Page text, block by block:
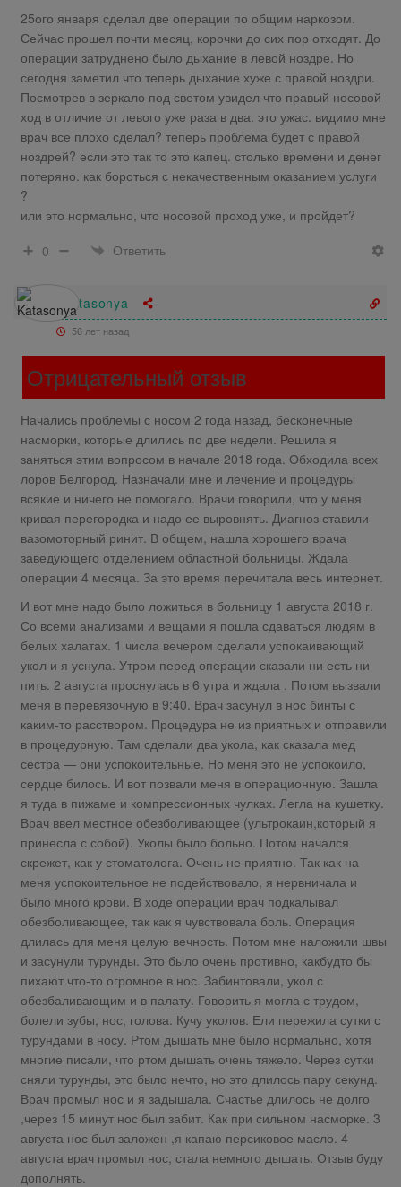
25ого января сделал две операции по общим наркозом.
Сейчас прошел почти месяц, корочки до сих пор отходят. До
операции затруднено было дыхание в левой ноздре. Но
сегодня заметил что теперь дыхание хуже с правой ноздри.
Посмотрев в зеркало под светом увидел что правый носовой
ход в отличие от левого уже раза в два. это ужас. видимо мне
врач все плохо сделал? теперь проблема будет с правой
ноздрей? если это так то это капец. столько времени и денег
потеряно. как бороться с некачественным оказанием услуги
?
или это нормально, что носовой проход уже, и пройдет?
0
Ответить
Katasonya
56 лет назад
Отрицательный отзыв
Начались проблемы с носом 2 года назад, бесконечные
насморки, которые длились по две недели. Решила я
заняться этим вопросом в начале 2018 года. Обходила всех
лоров Белгород. Назначали мне и лечение и процедуры
всякие и ничего не помогало. Врачи говорили, что у меня
кривая перегородка и надо ее выровнять. Диагноз ставили
вазомоторный ринит. В общем, нашла хорошего врача
заведующего отделением областной больницы. Ждала
операции 4 месяца. За это время перечитала весь интернет.
И вот мне надо было ложиться в больницу 1 августа 2018 г.
Со всеми анализами и вещами я пошла сдаваться людям в
белых халатах. 1 числа вечером сделали успокаивающий
укол и я уснула. Утром перед операции сказали ни есть ни
пить. 2 августа проснулась в 6 утра и ждала . Потом вызвали
меня в перевязочную в 9:40. Врач засунул в нос бинты с
каким-то расствором. Процедура не из приятных и отправили
в процедурную. Там сделали два укола, как сказала мед
сестра — они успокоительные. Но меня это не успокоило,
сердце билось. И вот позвали меня в операционную. Зашла
я туда в пижаме и компрессионных чулках. Легла на кушетку.
Врач ввел местное обезболивающее (ультрокаин,который я
принесла с собой). Уколы было больно. Потом начался
скрежет, как у стоматолога. Очень не приятно. Так как на
меня успокоительное не подействовало, я нервничала и
было много крови. В ходе операции врач подкалывал
обезболивающее, так как я чувствовала боль. Операция
длилась для меня целую вечность. Потом мне наложили швы
и засунули турунды. Это было очень противно, какбудто бы
пихают что-то огромное в нос. Забинтовали, укол с
обезбаливающим и в палату. Говорить я могла с трудом,
болели зубы, нос, голова. Кучу уколов. Ели пережила сутки с
турундами в носу. Ртом дышать мне было нормально, хотя
многие писали, что ртом дышать очень тяжело. Через сутки
сняли турунды, это было нечто, но это длилось пару секунд.
Врач промыл нос и я задышала. Счастье длилось не долго
,через 15 минут нос был забит. Как при сильном насморке. 3
августа нос был заложен ,я капаю персиковое масло. 4
августа врач промыл нос, стала немного дышать. Отзыв буду
дополнять.